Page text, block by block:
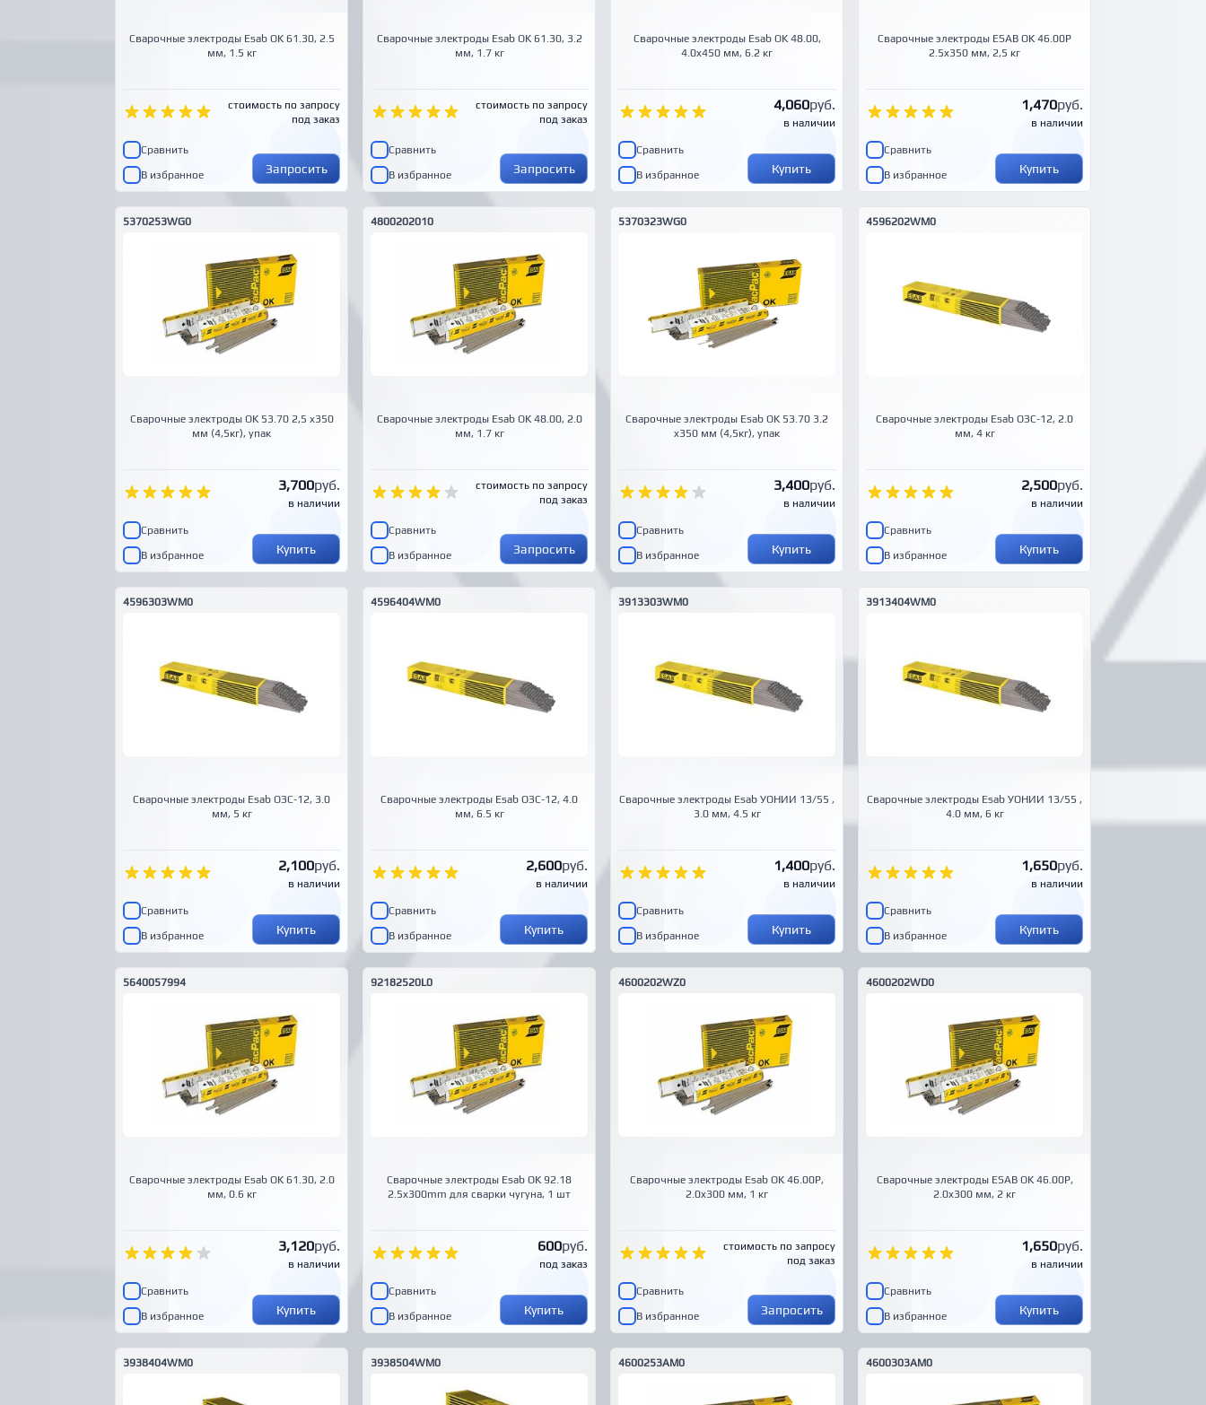
Сварочные электроды Esab OK 61.30, 2.5
мм, 1.5 кг
стоимость по запросу
под заказ
Сравнить
В избранное
Запросить
Сварочные электроды Esab OK 61.30, 3.2
мм, 1.7 кг
стоимость по запросу
под заказ
Сравнить
В избранное
Запросить
Сварочные электроды Esab OK 48.00,
4.0x450 мм, 6.2 кг
4,060руб.
в наличии
Сравнить
В избранное
Купить
Сварочные электроды ESAB OK 46.00P
2.5x350 мм, 2,5 кг
1,470руб.
в наличии
Сравнить
В избранное
Купить
5370253WG0
Сварочные электроды OK 53.70 2,5 x350
мм (4,5кг), упак
3,700руб.
в наличии
Сравнить
В избранное
Купить
4800202010
Сварочные электроды Esab OK 48.00, 2.0
мм, 1.7 кг
стоимость по запросу
под заказ
Сравнить
В избранное
Запросить
5370323WG0
Сварочные электроды Esab OK 53.70 3.2
x350 мм (4,5кг), упак
3,400руб.
в наличии
Сравнить
В избранное
Купить
4596202WM0
Сварочные электроды Esab ОЗС-12, 2.0
мм, 4 кг
2,500руб.
в наличии
Сравнить
В избранное
Купить
4596303WM0
Сварочные электроды Esab ОЗС-12, 3.0
мм, 5 кг
2,100руб.
в наличии
Сравнить
В избранное
Купить
4596404WM0
Сварочные электроды Esab ОЗС-12, 4.0
мм, 6.5 кг
2,600руб.
в наличии
Сравнить
В избранное
Купить
3913303WM0
Сварочные электроды Esab УОНИИ 13/55 ,
3.0 мм, 4.5 кг
1,400руб.
в наличии
Сравнить
В избранное
Купить
3913404WM0
Сварочные электроды Esab УОНИИ 13/55 ,
4.0 мм, 6 кг
1,650руб.
в наличии
Сравнить
В избранное
Купить
5640057994
Сварочные электроды Esab OK 61.30, 2.0
мм, 0.6 кг
3,120руб.
в наличии
Сравнить
В избранное
Купить
92182520L0
Сварочные электроды Esab OK 92.18
2.5x300mm для сварки чугуна, 1 шт
600руб.
под заказ
Сравнить
В избранное
Купить
4600202WZ0
Сварочные электроды Esab OK 46.00P,
2.0x300 мм, 1 кг
стоимость по запросу
под заказ
Сравнить
В избранное
Запросить
4600202WD0
Сварочные электроды ESAB OK 46.00P,
2.0x300 мм, 2 кг
1,650руб.
в наличии
Сравнить
В избранное
Купить
3938404WM0 3938504WM0 4600253AM0 4600303AM0